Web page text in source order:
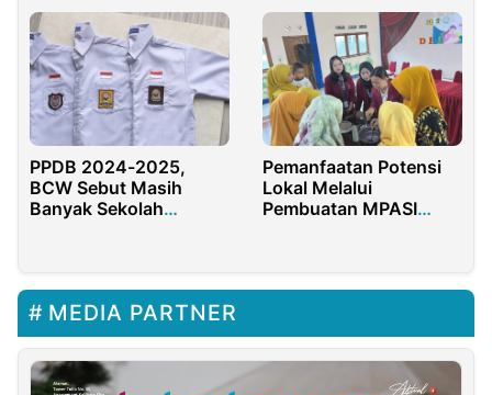
PPDB 2024-2025,
BCW Sebut Masih
Banyak Sekolah
Pemanfaatan Potensi
Lokal Melalui
Pembuatan MPASI
MEDIA PARTNER